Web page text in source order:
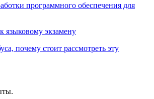
программного обеспечения для
языковому экзамену
почему стоит рассмотреть эту